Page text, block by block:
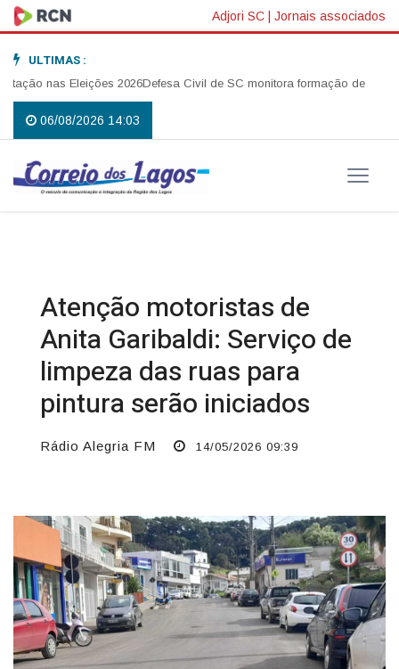
Adjori SC | Jornais associados
ULTIMAS :
nas Eleições 2026Defesa Civil de SC monitora formação de ciclone-
06/08/2026 14:03
Atenção motoristas de
Anita Garibaldi: Serviço de
limpeza das ruas para
pintura serão iniciados
Rádio Alegria FM 14/05/2026 09:39